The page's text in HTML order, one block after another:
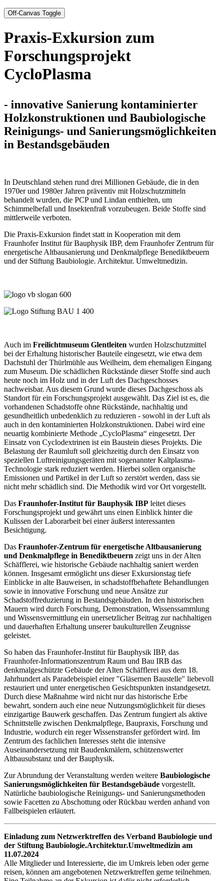
Off-Canvas Toggle
Praxis-Exkursion zum
Forschungsprojekt
CycloPlasma
- innovative Sanierung kontaminierter
Holzkonstruktionen und Baubiologische
Reinigungs- und Sanierungsmöglichkeiten
in Bestandsgebäuden
In Deutschland stehen rund drei Millionen Gebäude, die in den
1970er und 1980er Jahren präventiv mit Holzschutzmitteln
behandelt wurden, die PCP und Lindan enthielten, um
Schimmelbefall und Insektenfraß vorzubeugen. Beide Stoffe sind
mittlerweile verboten.
Die Praxis-Exkursion findet statt in Kooperation mit dem
Fraunhofer Institut für Bauphysik IBP, dem Fraunhofer Zentrum für
energetische Altbausanierung und Denkmalpflege Benediktbeuern
und der Stiftung Baubiologie. Architektur. Umweltmedizin.
Auch im Freilichtmuseum Glentleiten wurden Holzschutzmittel
bei der Erhaltung historischer Bauteile eingesetzt, wie etwa dem
Dachstuhl der Thürlmühle aus Weilheim, dem ehemaligen Eingang
zum Museum. Die schädlichen Rückstände dieser Stoffe sind auch
heute noch im Holz und in der Luft des Dachgeschosses
nachweisbar. Aus diesem Grund wurde dieses Dachgeschoss als
Standort für ein Forschungsprojekt ausgewählt. Das Ziel ist es, die
vorhandenen Schadstoffe ohne Rückstände, nachhaltig und
gesundheitlich unbedenklich zu reduzieren - sowohl in der Luft als
auch in den kontaminierten Holzkonstruktionen. Dabei wird eine
neuartig kombinierte Methode „CycloPlasma“ eingesetzt. Der
Einsatz von Cyclodextrinen ist ein Baustein dieses Projekts. Die
Belastung der Raumluft soll gleichzeitig durch den Einsatz von
speziellen Luftreinigungsgeräten mit sogenannter Kaltplasma-
Technologie stark reduziert werden. Hierbei sollen organische
Emissionen und Partikel in der Luft so zerstört werden, dass sie
nicht mehr schädlich sind. Die Methodik wird vor Ort vorgestellt.
Das Fraunhofer-Institut für Bauphysik IBP leitet dieses
Forschungsprojekt und gewährt uns einen Einblick hinter die
Kulissen der Laborarbeit bei einer äußerst interessanten
Besichtigung.
Das Fraunhofer-Zentrum für energetische Altbausanierung
und Denkmalpflege in Benediktbeuern zeigt uns in der Alten
Schäfflerei, wie historische Gebäude nachhaltig saniert werden
können. Insgesamt ermöglicht uns dieser Exkursionstag tiefe
Einblicke in alte Bauweisen, in schadstoffbehaftete Behandlungen
sowie in innovative Forschung und neue Ansätze zur
Schadstoffreduzierung in Bestandsgebäuden. In den historischen
Mauern wird durch Forschung, Demonstration, Wissenssammlung
und Wissensvermittlung ein unersetzlicher Beitrag zur nachhaltigen
und dauerhaften Erhaltung unserer baukulturellen Zeugnisse
geleistet.
So haben das Fraunhofer-Institut für Bauphysik IBP, das
Fraunhofer-Informationszentrum Raum und Bau IRB das
denkmalgeschützte Gebäude der Alten Schäfflerei aus dem 18.
Jahrhundert als Paradebeispiel einer "Gläsernen Baustelle" liebevoll
restauriert und unter energetischen Gesichtspunkten instandgesetzt.
Durch diese Maßnahme wird nicht nur das historische Erbe
bewahrt, sondern auch eine neue Nutzungsmöglichkeit für dieses
einzigartige Bauwerk geschaffen. Das Zentrum fungiert als aktive
Schnittstelle zwischen Denkmalpflege, Baupraxis, Forschung und
Industrie, wodurch ein reger Wissenstransfer gefördert wird. Im
Zentrum des fachlichen Interesses steht die intensive
Auseinandersetzung mit Baudenkmälern, schützenswerter
Altbausubstanz und der Bauphysik.
Zur Abrundung der Veranstaltung werden weitere Baubiologische
Sanierungsmöglichkeiten für Bestandsgebäude vorgestellt.
Natürliche baubiologische Reinigungs- und Sanierungsmethoden
sowie Facetten zu Abschottung oder Rückbau werden anhand von
Fallbeispielen erläutert.
Einladung zum Netzwerktreffen des Verband Baubiologie und
der Stiftung Baubiologie.Architektur.Umweltmedizin am
11.07.2024
Alle Mitglieder und Interessierte, die im Umkreis leben oder gerne
reisen, können am angebotenen Netzwerktreffen gerne teilnehmen.